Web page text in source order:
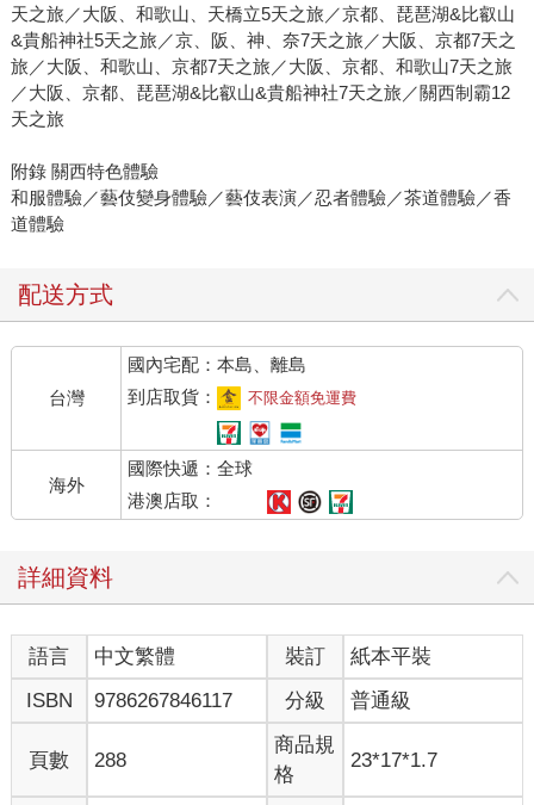
天之旅／大阪、和歌山、天橋立5天之旅／京都、琵琶湖&比叡山
&貴船神社5天之旅／京、阪、神、奈7天之旅／大阪、京都7天之
旅／大阪、和歌山、京都7天之旅／大阪、京都、和歌山7天之旅
／大阪、京都、琵琶湖&比叡山&貴船神社7天之旅／關西制霸12
天之旅
附錄 關西特色體驗
和服體驗／藝伎變身體驗／藝伎表演／忍者體驗／茶道體驗／香
道體驗
配送方式
台灣
國內宅配：本島、離島
到店取貨：
不限金額免運費
海外
國際快遞：全球
港澳店取：
詳細資料
語言 中文繁體 裝訂
紙本平裝
ISBN
9786267846117 分級 普通級
頁數 288
商品規
格
23*17*1.7